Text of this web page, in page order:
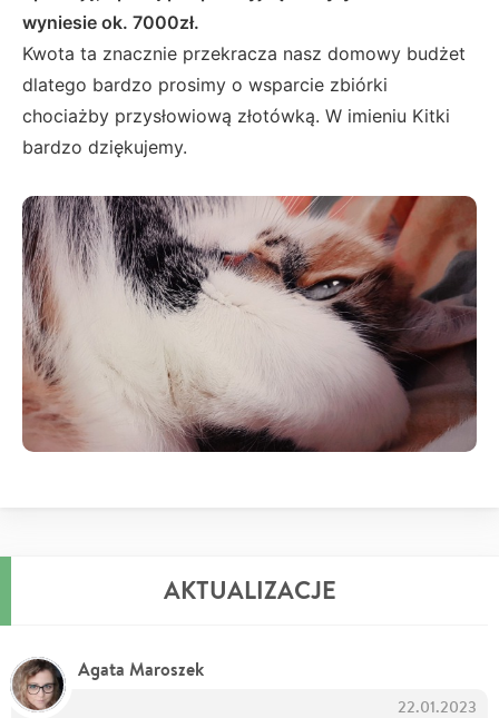
wyniesie ok. 7000zł.
Kwota ta znacznie przekracza nasz domowy budżet
dlatego bardzo prosimy o wsparcie zbiórki
chociażby przysłowiową złotówką. W imieniu Kitki
bardzo dziękujemy.
AKTUALIZACJE
Agata Maroszek
22.01.2023